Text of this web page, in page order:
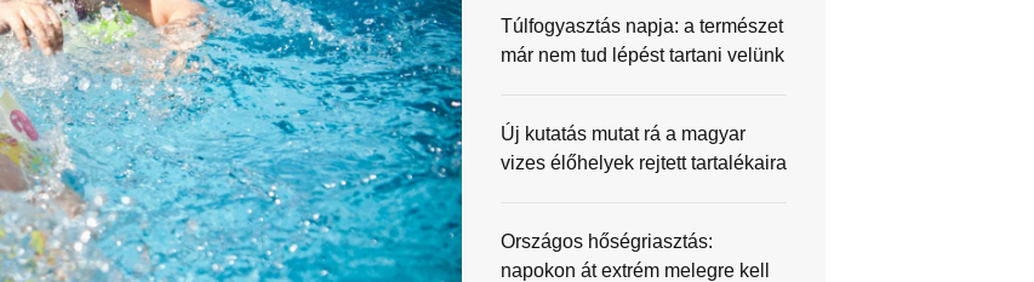
Túlfogyasztás napja: a természet
már nem tud lépést tartani velünk
Új kutatás mutat rá a magyar
vizes élőhelyek rejtett tartalékaira
Országos hőségriasztás:
napokon át extrém melegre kell